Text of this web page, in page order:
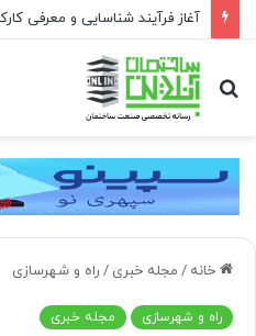
جستجو
برای
خانه / مجله خبری / راه و شهرسازی
راه و شهرسازی مجله خبری